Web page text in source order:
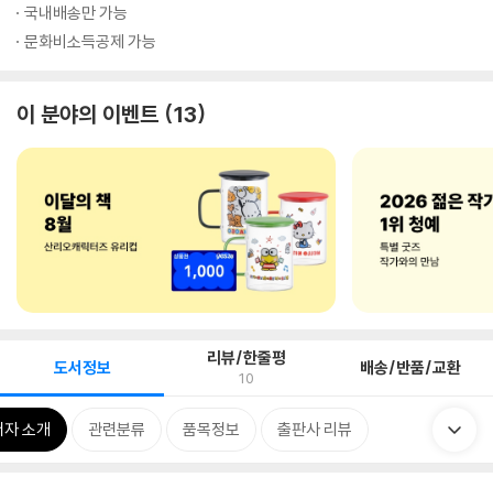
국내배송만 가능
문화비소득공제 가능
이 분야의 이벤트 13
도서정보 리뷰/한줄평
10 배송/반품/교환
자 소개 관련분류 품목정보 출판사 리뷰